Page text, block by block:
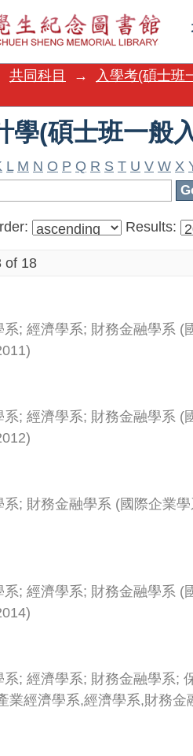
學(碩士班一般
共同科目 →
入學考(碩士班
學(碩士班一般
L M N O P Q R S T U V W X
Results:
of 18
系; 經濟學系; 財務金融學系 (
)
系; 經濟學系; 財務金融學系 (
)
系; 財務金融學系 (國際企業
系; 經濟學系; 財務金融學系 (
)
系; 經濟學系; 財務金融學系;
業經濟學系,經濟學系,財務